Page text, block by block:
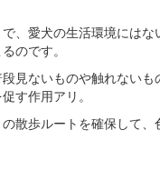
、愛犬の生活環境には
のです。
見ないものや触れない
す作用アリ。
散歩ルートを確保して